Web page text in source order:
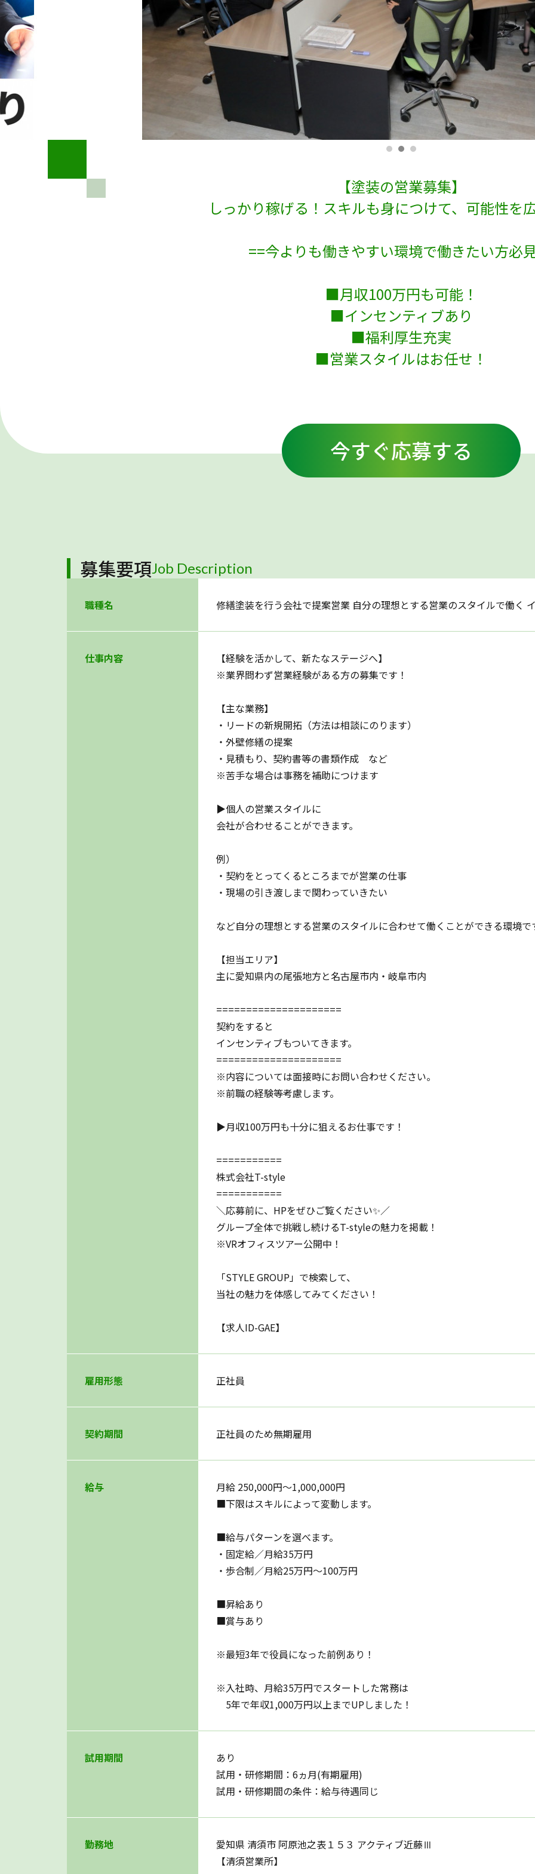
【塗装の営業募集】
しっかり稼げる！スキルも身につけて、可能性を
==今よりも働きやすい環境で働きたい方必
■月収100万円も可能！
■インセンティブあり
■福利厚生充実
■営業スタイルはお任せ！
今すぐ応募する
募集要項Job Description
職種名 修繕塗装を行う会社で提案営業 自分の理想とする営業のスタイルで働く
仕事内容
【経験を活かして、新たなステージへ】
※業界問わず営業経験がある方の募集です！
【主な業務】
・リードの新規開拓（方法は相談にのります）
・外壁修繕の提案
・見積もり、契約書等の書類作成 など
※苦手な場合は事務を補助につけます
▶個人の営業スタイルに
会社が合わせることができます。
例）
・契約をとってくるところまでが営業の仕事
・現場の引き渡しまで関わっていきたい
など自分の理想とする営業のスタイルに合わせて働くことができる環境で
【担当エリア】
主に愛知県内の尾張地方と名古屋市内・岐阜市内
=====================
契約をすると
インセンティブもついてきます。
=====================
※内容については面接時にお問い合わせください。
※前職の経験等考慮します。
▶月収100万円も十分に狙えるお仕事です！
===========
株式会社T-style
===========
＼応募前に、HPをぜひご覧ください✨／
グループ全体で挑戦し続けるT-styleの魅力を掲載！
※VRオフィスツアー公開中！
「STYLE GROUP」で検索して、
当社の魅力を体感してみてください！
【求人ID-GAE】
雇用形態 正社員
契約期間 正社員のため無期雇用
給与
月給 250,000円〜1,000,000円
■下限はスキルによって変動します。
■給与パターンを選べます。
・固定給／月給35万円
・歩合制／月給25万円～100万円
■昇給あり
■賞与あり
※最短3年で役員になった前例あり！
※入社時、月給35万円でスタートした常務は
5年で年収1,000万円以上までUPしました！
試用期間
あり
試用・研修期間：6ヵ月(有期雇用)
試用・研修期間の条件：給与待遇同じ
勤務地
愛知県 清須市 阿原池之表１５３ アクティブ近藤Ⅲ
【清須営業所】